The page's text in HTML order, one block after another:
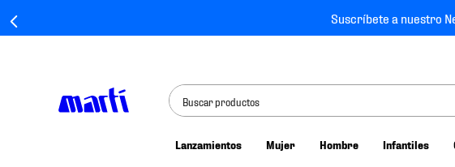
Suscríbete a nuestro
Buscar productos
Lanzamientos Mujer Hombre Infantiles